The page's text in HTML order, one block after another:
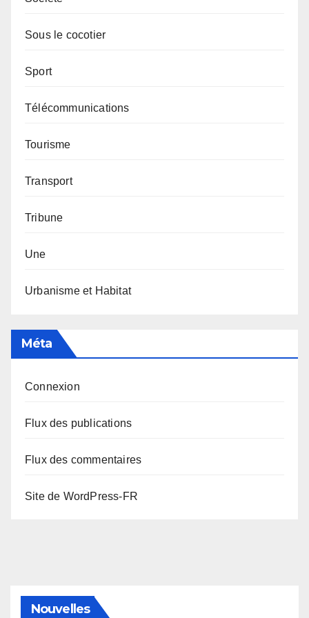
Sous le cocotier
Sport
Télécommunications
Tourisme
Transport
Tribune
Une
Urbanisme et Habitat
Méta
Connexion
Flux des publications
Flux des commentaires
Site de WordPress-FR
Nouvelles